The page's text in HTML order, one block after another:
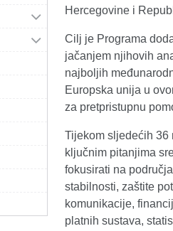
Hercegovine i
Cilj je Programa
jačanjem njihovih
najboljih
Europska unija u
za pretpristupnu
Tijekom sljedećih 36
ključnim pitanjima
fokusirati na
stabilnosti, zaštite
komunikacije,
platnih sustava,